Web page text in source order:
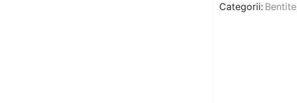
Categorii: Bentite